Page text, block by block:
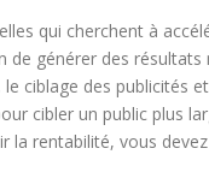
qui cherchent à
de générer des
ciblage des publicités
cibler un public plus
rentabilité, vous